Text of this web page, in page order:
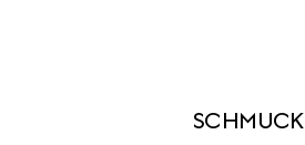
SCHMUCK